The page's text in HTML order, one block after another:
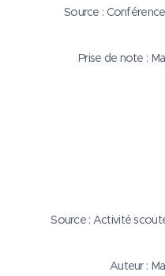
Source :
Prise de note :
Source : Activité
Auteur :